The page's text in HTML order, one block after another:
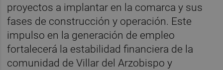
proyectos a implantar en la comarca y sus
fases de construcción y operación. Este
impulso en la generación de empleo
fortalecerá la estabilidad financiera de la
comunidad de Villar del Arzobispo y